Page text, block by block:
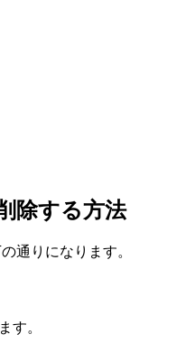
除する方法
通りになります。
す。